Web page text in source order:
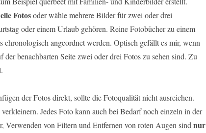
Fotosoder wähle mehrere Bilder für zwei oder drei
oder einem Urlaub gehören. Reine Fotobücher zu einem
angeordnet werden. Optisch gefällt es mir, wenn
benachbarten Seite zwei oder drei Fotos zu sehen sind. Zu
der Fotos direkt, sollte die Fotoqualität nicht ausreichen.
Jedes Foto kann auch bei Bedarf noch einzeln in der
Verwenden von Filtern und Entfernen von roten Augen sind nur